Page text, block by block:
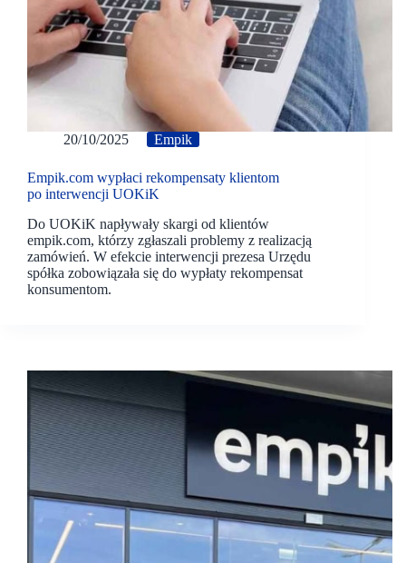
20/10/2025 Empik
Empik.com wypłaci rekompensaty klientom
po interwencji UOKiK
Do UOKiK napływały skargi od klientów
empik.com, którzy zgłaszali problemy z realizacją
zamówień. W efekcie interwencji prezesa Urzędu
spółka zobowiązała się do wypłaty rekompensat
konsumentom.